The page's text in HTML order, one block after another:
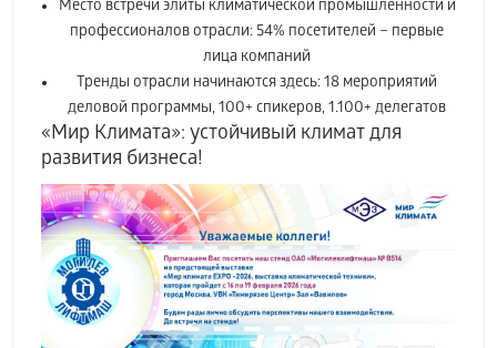
Место встречи элиты климатической промышленности и
профессионалов отрасли: 54% посетителей – первые
лица компаний
Тренды отрасли начинаются здесь: 18 мероприятий
деловой программы, 100+ спикеров, 1.100+ делегатов
«Мир Климата»: устойчивый климат для
развития бизнеса!